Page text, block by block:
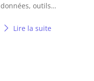
données, outils…
Lire la suite